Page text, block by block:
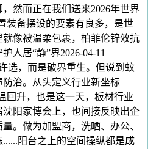
然而正在我们送来2026年世界
装备摆设的要素有良多，是世
像被温柔包裹，柏菲伦锌效抗
人居“静”界2026-04-11
选，而是破界重生。但说到蚊
治。从头定义行业新坐标
回升，也是这一天，板材行业
阳家博会上，也间接反映出企
。做为加盟商，洗晒、办公、
阳台之上的空间操纵都是成